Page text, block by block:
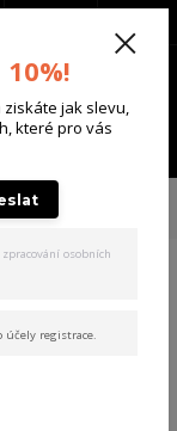
Menu
Gun Sweat Dress
L
ziskáte jak slevu,
které pro vás
osobních
účely registrace.